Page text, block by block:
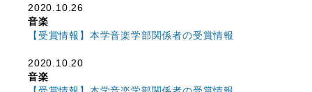
2020.10.26
音楽
【受賞情報】本学音楽学部関係者の受賞情報
2020.10.20
音楽